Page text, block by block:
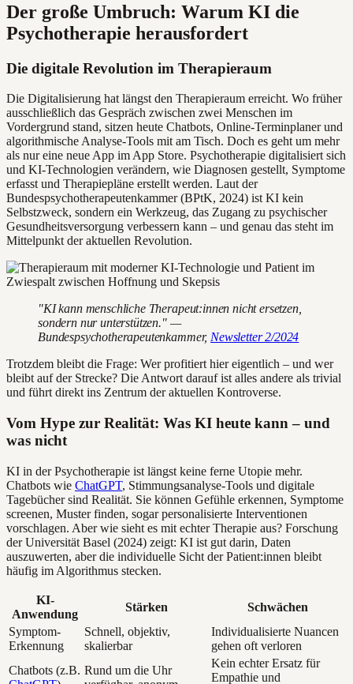
Der große Umbruch: Warum KI die
Psychotherapie herausfordert
Die digitale Revolution im Therapieraum
Die Digitalisierung hat längst den Therapieraum erreicht. Wo früher
ausschließlich das Gespräch zwischen zwei Menschen im
Vordergrund stand, sitzen heute Chatbots, Online-Terminplaner und
algorithmische Analyse-Tools mit am Tisch. Doch es geht um mehr
als nur eine neue App im App Store. Psychotherapie digitalisiert sich
und KI-Technologien verändern, wie Diagnosen gestellt, Symptome
erfasst und Therapiepläne erstellt werden. Laut der
Bundespsychotherapeutenkammer (BPtK, 2024) ist KI kein
Selbstzweck, sondern ein Werkzeug, das Zugang zu psychischer
Gesundheitsversorgung verbessern kann – und genau das steht im
Mittelpunkt der aktuellen Revolution.
"KI kann menschliche Therapeut:innen nicht ersetzen,
sondern nur unterstützen." —
Bundespsychotherapeutenkammer, Newsletter 2/2024
Trotzdem bleibt die Frage: Wer profitiert hier eigentlich – und wer
bleibt auf der Strecke? Die Antwort darauf ist alles andere als trivial
und führt direkt ins Zentrum der aktuellen Kontroverse.
Vom Hype zur Realität: Was KI heute kann – und
was nicht
KI in der Psychotherapie ist längst keine ferne Utopie mehr.
Chatbots wie ChatGPT, Stimmungsanalyse-Tools und digitale
Tagebücher sind Realität. Sie können Gefühle erkennen, Symptome
screenen, Muster finden, sogar personalisierte Interventionen
vorschlagen. Aber wie sieht es mit echter Therapie aus? Forschung
der Universität Basel (2024) zeigt: KI ist gut darin, Daten
auszuwerten, aber die individuelle Sicht der Patient:innen bleibt
häufig im Algorithmus stecken.
KI-
Anwendung
Stärken
Schwächen
Symptom-
Erkennung
Schnell, objektiv,
skalierbar
Individualisierte Nuancen
gehen oft verloren
Chatbots (z.B. Rund um die Uhr
Kein echter Ersatz für
Empathie und